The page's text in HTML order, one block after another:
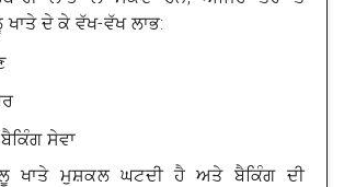
ਦੇ ਕੇ ਵੱਖ-ਵੱਖ ਲਾਭ:
ਸੇਵਾ
ਖਾਤੇ ਮੁਸ਼ਕਲ ਘਟਦੀ ਹੈ ਅਤੇ ਬੈਕਿੰਗ ਦੀ